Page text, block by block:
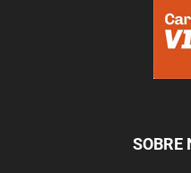
SOBRE